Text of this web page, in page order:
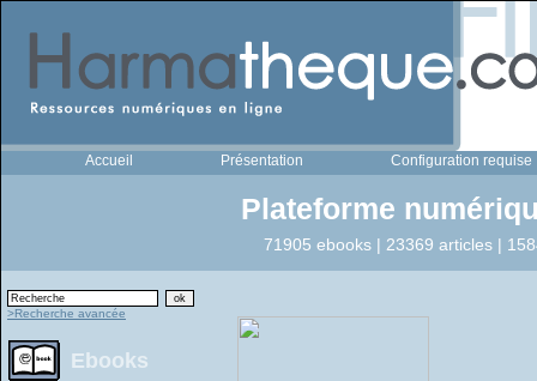
Accueil Présentation Configuration requise
Plateforme
71905 ebooks | 23369 articles |
>Recherche avancée
Ebooks